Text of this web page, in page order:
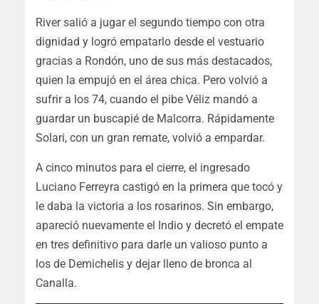
River salió a jugar el segundo tiempo con otra
dignidad y logró empatarlo desde el vestuario
gracias a Rondón, uno de sus más destacados,
quien la empujó en el área chica. Pero volvió a
sufrir a los 74, cuando el pibe Véliz mandó a
guardar un buscapié de Malcorra. Rápidamente
Solari, con un gran remate, volvió a empardar.
A cinco minutos para el cierre, el ingresado
Luciano Ferreyra castigó en la primera que tocó y
le daba la victoria a los rosarinos. Sin embargo,
apareció nuevamente el Indio y decretó el empate
en tres definitivo para darle un valioso punto a
los de Demichelis y dejar lleno de bronca al
Canalla.